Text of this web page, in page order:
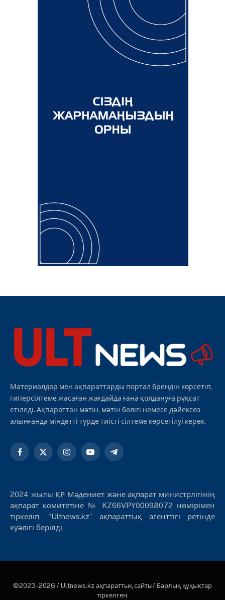
Материалдар мен ақпараттарды портал брендін көрсетіп,
гиперсілтеме жасаған жағдайда ғана қолдануға рұқсат
етіледі. Ақпараттан мәтін, мәтін бөлігі немесе дәйексөз
алынғанда міндетті түрде тиісті сілтеме көрсетілуі керек.
Facebook
X
InstagramYouTubeTelegram
2024 жылы ҚР Мәдениет және ақпарат министрлігінің
ақпарат комитетіне № KZ66VPY00098072 нөмірімен
тіркеліп, “Ultnews.kz” ақпараттық агенттігі ретінде
куәлігі берілді.
©2023- 2026 / Ultnews.kz ақпараттық сайты/ Барлық құқықтар
тіркелген.